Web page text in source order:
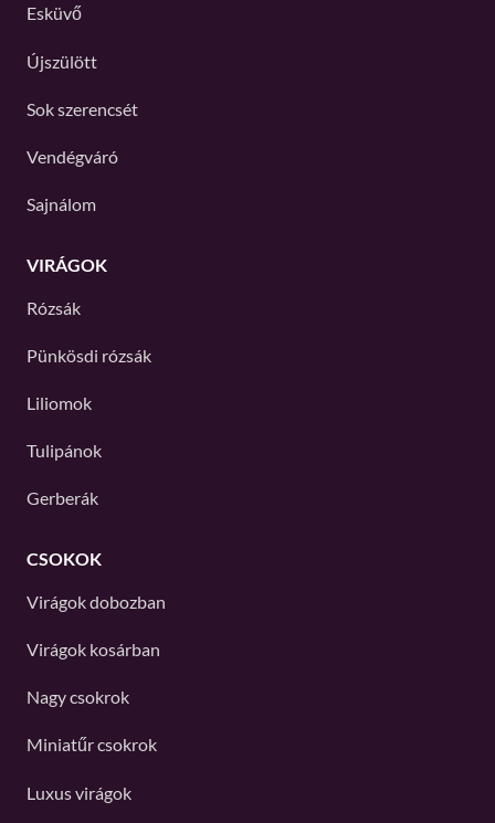
Esküvő
Újszülött
Sok szerencsét
Vendégváró
Sajnálom
VIRÁGOK
Rózsák
Pünkösdi rózsák
Liliomok
Tulipánok
Gerberák
CSOKOK
Virágok dobozban
Virágok kosárban
Nagy csokrok
Miniatűr csokrok
Luxus virágok